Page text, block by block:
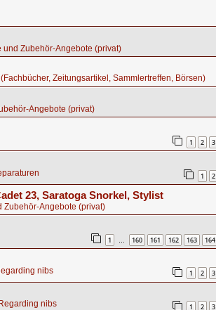
und Zubehör-Angebote (privat)
Zeitungsartikel, Sammlertreffen, Börsen)
Angebote (privat)
1 2 3
1 2
23, Saratoga Snorkel, Stylist
Zubehör-Angebote (privat)
1 160 161 162 163 164
nibs 1 2 3
nibs 1 2 3